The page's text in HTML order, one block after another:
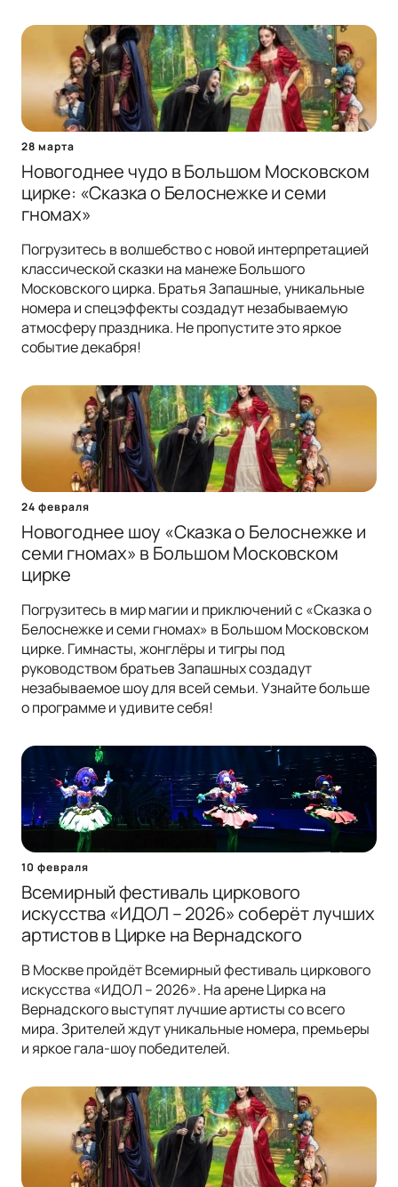
28 марта
Новогоднее чудо в Большом Московском
цирке: «Сказка о Белоснежке и семи
гномах»
Погрузитесь в волшебство с новой интерпретацией
классической сказки на манеже Большого
Московского цирка. Братья Запашные, уникальные
номера и спецэффекты создадут незабываемую
атмосферу праздника. Не пропустите это яркое
событие декабря!
24 февраля
Новогоднее шоу «Сказка о Белоснежке и
семи гномах» в Большом Московском
цирке
Погрузитесь в мир магии и приключений с «Сказка о
Белоснежке и семи гномах» в Большом Московском
цирке. Гимнасты, жонглёры и тигры под
руководством братьев Запашных создадут
незабываемое шоу для всей семьи. Узнайте больше
о программе и удивите себя!
10 февраля
Всемирный фестиваль циркового
искусства «ИДОЛ – 2026» соберёт лучших
артистов в Цирке на Вернадского
В Москве пройдёт Всемирный фестиваль циркового
искусства «ИДОЛ – 2026». На арене Цирка на
Вернадского выступят лучшие артисты со всего
мира. Зрителей ждут уникальные номера, премьеры
и яркое гала-шоу победителей.